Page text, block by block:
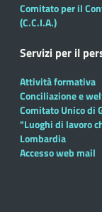
Comitato per il
(C.C.I.A.)
Servizi per il
Attività formativa
Conciliazione e
Comitato Unico di
"Luoghi di lavoro
Lombardia
Accesso web mail